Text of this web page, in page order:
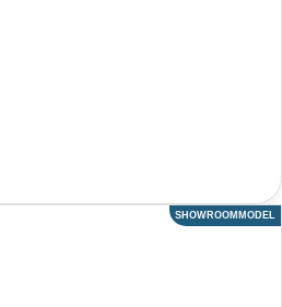
ACTIE
SHOWROOMMODEL